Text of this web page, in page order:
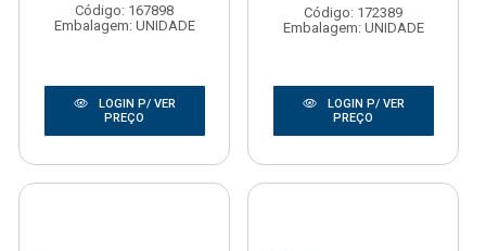
Código: 167898
Embalagem: UNIDADE
LOGIN P/ VER
PREÇO
Código: 172389
Embalagem: UNIDADE
LOGIN P/ VER
PREÇO